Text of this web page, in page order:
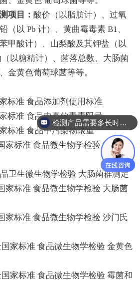
项目：酸价（以脂肪计）、过氧
（以 Pb 计）、黄曲霉毒素 B1、
甲酸计）、山梨酸及其钾盐（以
以糖精计）、菌落总数、大肠菌
金黄色葡萄球菌等等。
标准 食品添加剂使用标准
标准 食品中真菌毒素限量
标准 食品中污染物限量
家标准 食品微生物学检验 菌落总
卫生微生物学检验 大肠菌群测定
家标准 食品微生物学检验 大肠菌
家标准 食品微生物学检验 沙门氏
家标准 食品微生物学检验 金黄色
家标准 食品微生物学检验 霉菌和
检测产品需要多长时间？